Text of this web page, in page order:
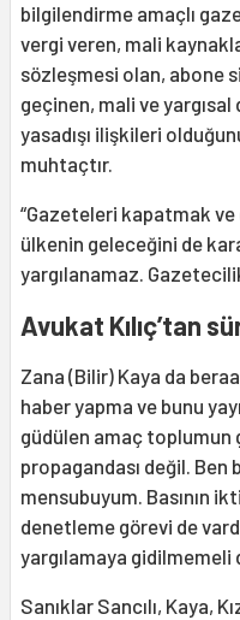
bilgilendirme amaçlı
vergi veren, mali
sözleşmesi olan, abone
geçinen, mali ve
yasadışı ilişkileri
muhtaçtır.
“Gazeteleri kapatmak
ülkenin geleceğini de
yargılanamaz.
Avukat Kılıç’tan
Zana (Bilir) Kaya da
haber yapma ve bunu
güdülen amaç
propagandası değil.
mensubuyum. Basının
denetleme görevi de
yargılamaya gidilmemeli
Sanıklar Sancılı, Kaya,